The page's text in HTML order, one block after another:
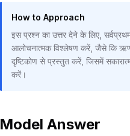
How to Approach
इस प्रश्न का उत्तर देने के लिए,
आलोचनात्मक विश्लेषण करें, जैसे कि ऋण
दृष्टिकोण से प्रस्तुत करें, जिसमें
करें।
Model Answer